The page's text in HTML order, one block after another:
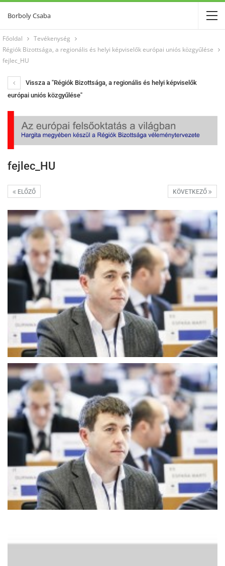
Borboly Csaba
Főoldal
Tevékenység
Régiók Bizottsága, a regionális és helyi képviselők európai uniós közgyűlése
fejlec_HU
Vissza a "Régiók Bizottsága, a regionális és helyi képviselők
európai uniós közgyűlése"
fejlec_HU
KÖVETKEZŐ
ELŐZŐ